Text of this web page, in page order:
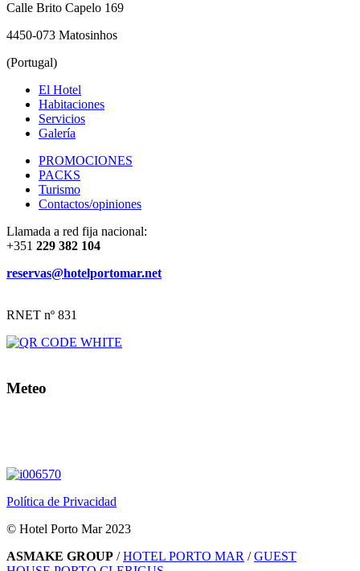
Calle Brito Capelo 169
4450-073 Matosinhos
(Portugal)
El Hotel
Habitaciones
Servicios
Galería
PROMOCIONES
PACKS
Turismo
Contactos/opiniones
Llamada a red fija nacional:
+351 229 382 104
reservas@hotelportomar.net
RNET nº 831
Meteo
Política de Privacidad
© Hotel Porto Mar 2023
ASMAKE GROUP /HOTEL PORTO MAR /GUEST